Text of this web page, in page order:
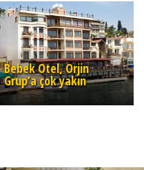
Bebek Otel, Orjin
Grup’a çok yakın